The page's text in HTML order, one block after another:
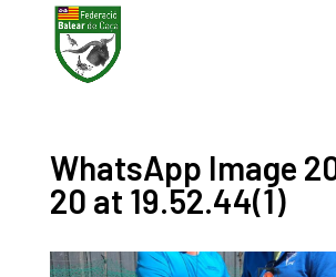
WhatsApp Image
20 at 19.52.44(1)